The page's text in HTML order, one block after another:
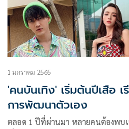
1 มกราคม 2565
'คนบันเทิง' เริ่มต้นปีเสือ
การพัฒนาตัวเอง
ตลอด 1 ปีที่ผ่านมา หลายคนต้องพบ